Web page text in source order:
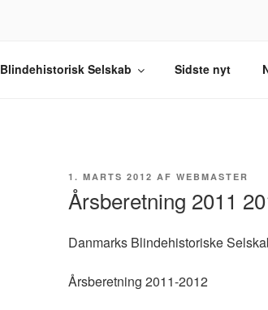
Velkommen til Blindehistorisk Selskab.
Blindehistorisk Selskab Sidste nyt
UDGIVET
DEN
1. MARTS 2012 AF WEBMASTER
Årsberetning 2011
Danmarks Blindehistoriske
Årsberetning 2011-2012